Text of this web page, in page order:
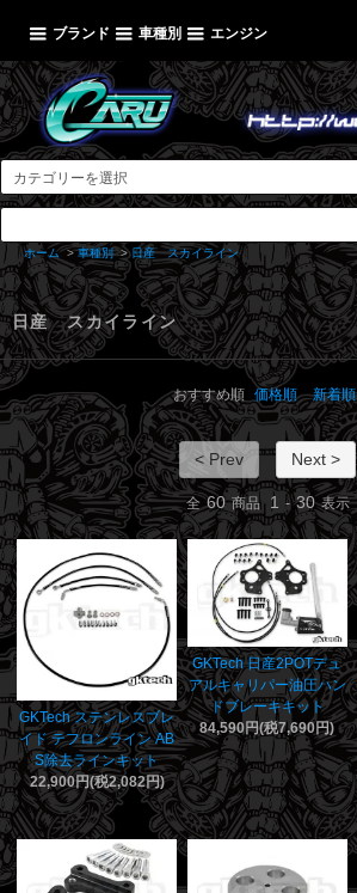
ブランド 車種別 エンジン
ホーム >車種別 >日産 スカイライン
日産 スカイライン
おすすめ順 価格順 新着順
< Prev Next >
全 60 商品 1 - 30 表示
GKTech ステンレスブレ
イド テフロンライン AB
S除去ラインキット
22,900円(税2,082円)
GKTech 日産2POTデュ
アルキャリパー油圧ハン
ドブレーキキット
84,590円(税7,690円)